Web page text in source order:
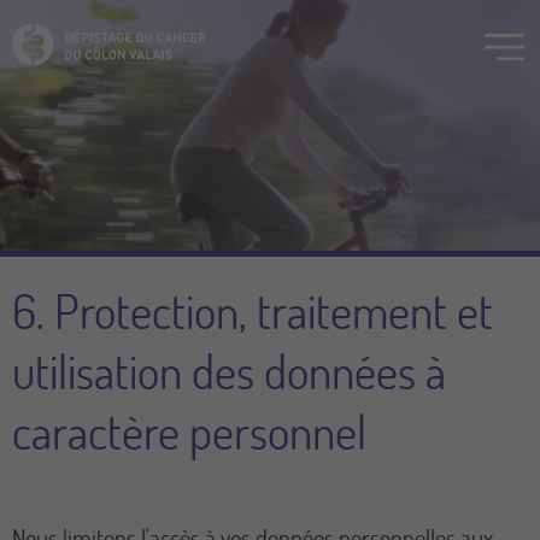
6. Protection, traitement et
utilisation des données à
caractère personnel